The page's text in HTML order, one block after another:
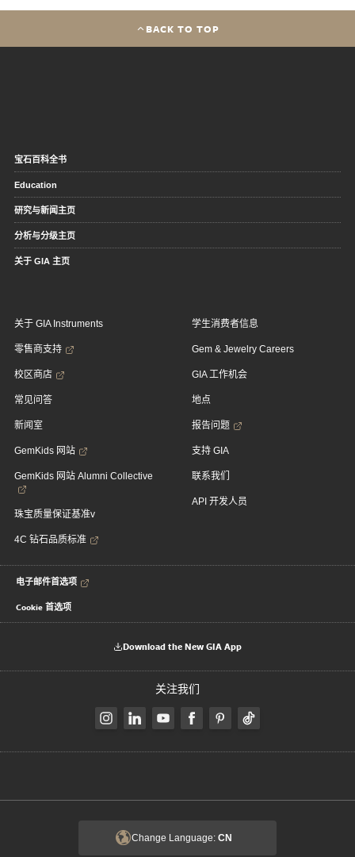
BACK TO TOP
宝石百科全书
Education
研究与新闻主页
分析与分级主页
关于 GIA 主页
关于 GIA Instruments
零售商支持
校区商店
常见问答
新闻室
GemKids 网站
GemKids 网站 Alumni Collective
珠宝质量保证基准v
4C 钻石品质标准
学生消费者信息
Gem & Jewelry Careers
GIA 工作机会
地点
报告问题
支持 GIA
联系我们
API 开发人员
电子邮件首选项
Cookie 首选项
Download the New GIA App
关注我们
Change Language: CN